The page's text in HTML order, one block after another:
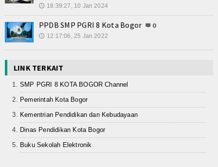
🕔 18:39:27, 10 Jan 2024
PPDB SMP PGRI 8 Kota Bogor 0
🕔 12:17:06, 25 Jan 2022
LINK TERKAIT
SMP PGRI 8 KOTA BOGOR Channel
Pemerintah Kota Bogor
Kementrian Pendidikan dan Kebudayaan
Dinas Pendidikan Kota Bogor
Buku Sekolah Elektronik